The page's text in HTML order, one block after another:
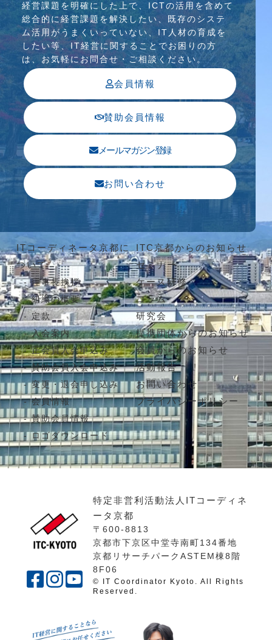
経営課題を明確にした上で、ICTの活⽤を含めて
総合的に経営課題を解決したい、既存のシステ
ム活⽤がうまくいっていない、IT⼈材の育成を
したい等、IT経営に関することでお困りの⽅
は、お気軽にお問合せ・ご相談ください。
会員情報
賛助会員情報
メールマガジン登録
お問い合わせ
ITコーディネータ京都に
ついて
理事長挨拶
組織の概要
定款
入会案内
正会員入会申込み
賛助会員入会申込み
変更・退会申し込み
会員情報
賛助会員情報
ロゴダウンロード
ITC京都からのお知らせ
セミナー
ケース研修
コラム
研究会
提携団体からのお知らせ
会員からのお知らせ
活動報告
お問い合わせ
プライバシーポリシー
特定非営利活動法人ITコーディネ
ータ京都
〒600-8813
京都市下京区中堂寺南町134番地
京都リサーチパークASTEM棟8階
8F06
© IT Coordinator Kyoto. All Rights
Reserved.